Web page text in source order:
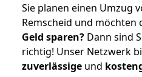
Sie planen einen Umzug
Remscheid und möchten
Geld sparen? Dann sind
richtig! Unser Netzwerk
zuverlässige und